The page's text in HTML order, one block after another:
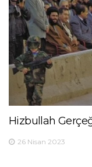
Hizbullah
26 Nisan 2023